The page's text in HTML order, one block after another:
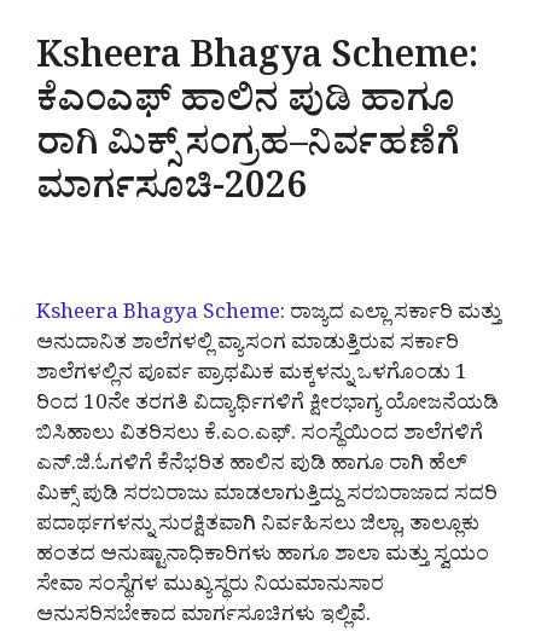
Ksheera Bhagya Scheme:
ಕೆಎಂಎಫ್ ಹಾಲಿನ ಪುಡಿ ಹಾಗೂ
ರಾಗಿ ಮಿಕ್ಸ್ ಸಂಗ್ರಹ–ನಿರ್ವಹಣೆಗೆ
ಮಾರ್ಗಸೂಚಿ-2026
Ksheera Bhagya Scheme: ರಾಜ್ಯದ ಎಲ್ಲಾ ಸರ್ಕಾರಿ ಮತ್ತು
ಅನುದಾನಿತ ಶಾಲೆಗಳಲ್ಲಿ ವ್ಯಾಸಂಗ ಮಾಡುತ್ತಿರುವ ಸರ್ಕಾರಿ
ಶಾಲೆಗಳಲ್ಲಿನ ಪೂರ್ವ ಪ್ರಾಥಮಿಕ ಮಕ್ಕಳನ್ನು ಒಳಗೊಂಡು 1
ರಿಂದ 10ನೇ ತರಗತಿ ವಿದ್ಯಾರ್ಥಿಗಳಿಗೆ ಕ್ಷೀರಭಾಗ್ಯ ಯೋಜನೆಯಡಿ
ಬಿಸಿಹಾಲು ವಿತರಿಸಲು ಕೆ.ಎಂ.ಎಫ್. ಸಂಸ್ಥೆಯಿಂದ ಶಾಲೆಗಳಿಗೆ
ಎನ್.ಜಿ.ಓಗಳಿಗೆ ಕೆನೆಭರಿತ ಹಾಲಿನ ಪುಡಿ ಹಾಗೂ ರಾಗಿ ಹೆಲ್
ಮಿಕ್ಸ್ ಪುಡಿ ಸರಬರಾಜು ಮಾಡಲಾಗುತ್ತಿದ್ದು ಸರಬರಾಜಾದ ಸದರಿ
ಪದಾರ್ಥಗಳನ್ನು ಸುರಕ್ಷಿತವಾಗಿ ನಿರ್ವಹಿಸಲು ಜಿಲ್ಲಾ, ತಾಲ್ಲೂಕು
ಹಂತದ ಅನುಷ್ಟಾನಾಧಿಕಾರಿಗಳು ಹಾಗೂ ಶಾಲಾ ಮತ್ತು ಸ್ವಯಂ
ಸೇವಾ ಸಂಸ್ಥೆಗಳ ಮುಖ್ಯಸ್ಥರು ನಿಯಮಾನುಸಾರ
ಅನುಸರಿಸಬೇಕಾದ ಮಾರ್ಗಸೂಚಿಗಳು ಇಲ್ಲಿವೆ.